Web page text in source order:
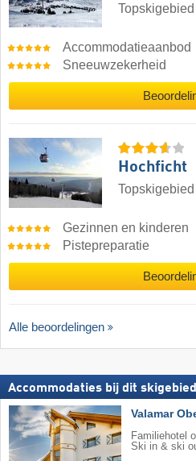
Topskigebied
Accommodatieaanbod
Sneeuwzekerheid
Hochficht
Topskigebied
Gezinnen en kinderen
Pistepreparatie
Alle beoordelingen
Accommodaties bij dit skigebied
Valamar
Familiehotel
Ski in & ski